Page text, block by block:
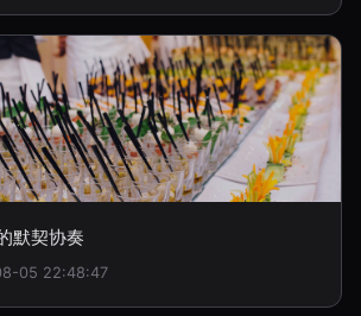
默契协奏
05 22:48:47